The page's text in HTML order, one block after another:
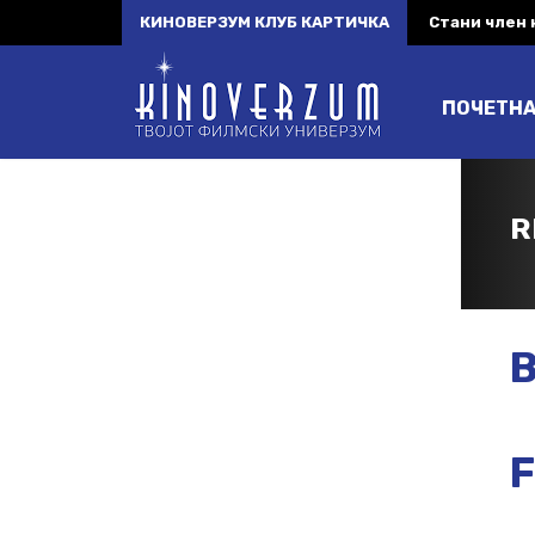
КИНОВЕРЗУМ КЛУБ КАРТИЧКА Стани член
ПОЧЕТНА